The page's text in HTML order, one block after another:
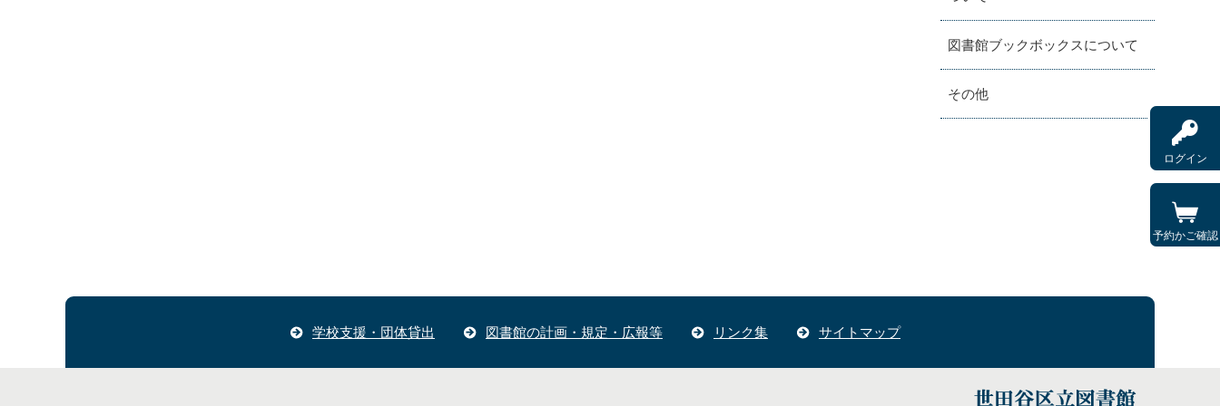
ログイン
予約かご確認
図書館ブックボックスについて
その他
学校支援・団体貸出 図書館の計画・規定・広報等 リンク集 サイトマップ